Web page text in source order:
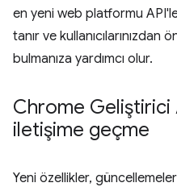
en yeni web platformu
tanır ve kullanıcılarınızdan
bulmanıza yardımcı olur.
Chrome Geliştirici
iletişime geçme
Yeni özellikler,